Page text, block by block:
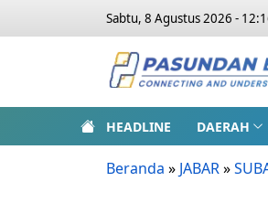
Sabtu, 8 Agustus 2026 -
HEADLINE DAERAH
Beranda » JABAR»